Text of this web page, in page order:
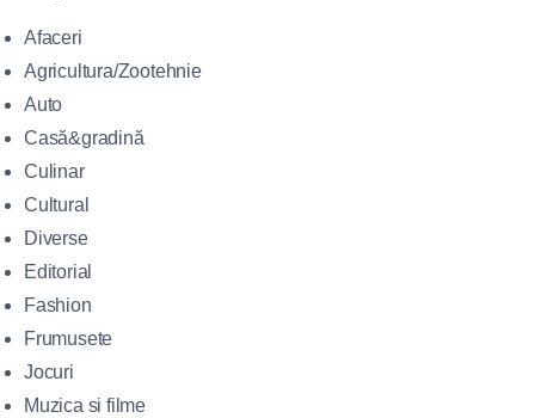
Afaceri
Agricultura/Zootehnie
Auto
Casă&gradină
Culinar
Cultural
Diverse
Editorial
Fashion
Frumusete
Jocuri
Muzica si filme